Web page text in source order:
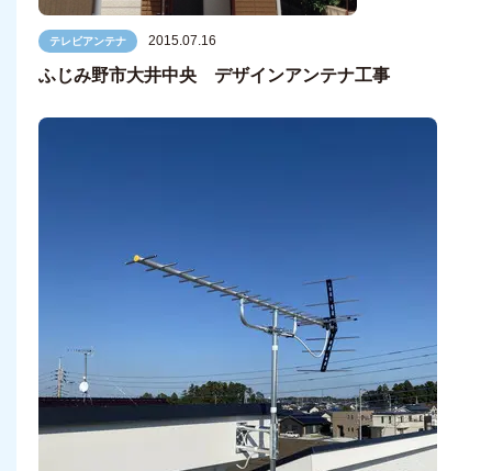
テレビアンテナ 2015.07.16
ふじみ野市大井中央 デザインアンテナ工事